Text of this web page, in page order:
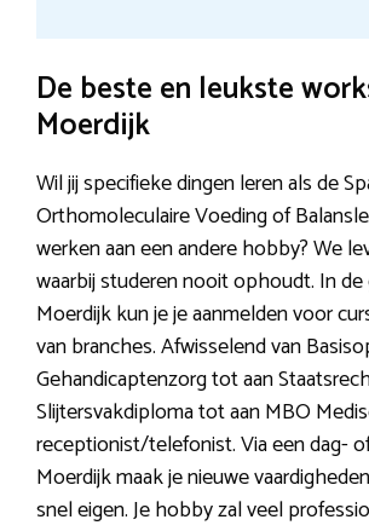
De beste en leukste
Moerdijk
Wil jij specifieke dingen leren als de
Orthomoleculaire Voeding of
werken aan een andere hobby? We
waarbij studeren nooit ophoudt. In
Moerdijk kun je je aanmelden voor
van branches. Afwisselend van
Gehandicaptenzorg tot aan
Slijtersvakdiploma tot aan MBO
receptionist/telefonist. Via een dag-
Moerdijk maak je nieuwe
snel eigen. Je hobby zal veel